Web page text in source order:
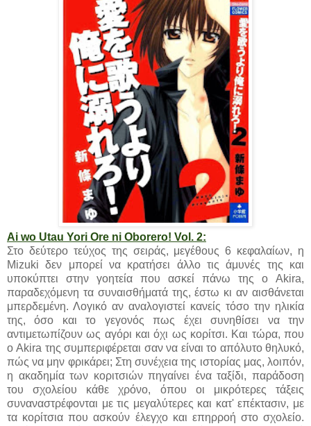
Ai wo Utau Yori Ore ni Oborero! Vol. 2:
Στο δεύτερο τεύχος της σειράς, μεγέθους 6 κεφαλαίων, η
Mizuki δεν μπορεί να κρατήσει άλλο τις άμυνές της και
υποκύπτει στην γοητεία που ασκεί πάνω της ο Akira,
παραδεχόμενη τα συναισθήματά της, έστω κι αν αισθάνεται
μπερδεμένη. Λογικό αν αναλογιστεί κανείς τόσο την ηλικία
της, όσο και το γεγονός πως έχει συνηθίσει να την
αντιμετωπίζουν ως αγόρι και όχι ως κορίτσι. Και τώρα, που
ο Akira της συμπεριφέρεται σαν να είναι το απόλυτο θηλυκό,
πώς να μην φρικάρει; Στη συνέχεια της ιστορίας μας, λοιπόν,
η ακαδημία των κοριτσιών πηγαίνει ένα ταξίδι, παράδοση
του σχολείου κάθε χρόνο, όπου οι μικρότερες τάξεις
συναναστρέφονται με τις μεγαλύτερες και κατ' επέκτασιν, με
τα κορίτσια που ασκούν έλεγχο και επηρροή στο σχολείο.